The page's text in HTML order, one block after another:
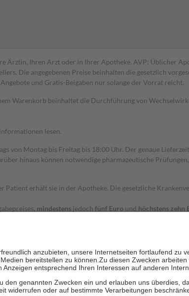
Ärztin, Ihren Arzt oder in Ihrer Apotheke. AVP: Üblicher
Die angegebenen Preise beinhalten die gesetzlich
und Gratis-Beigaben nur solange der Vorrat reicht.
Warenkorb beinhaltet die Durchführung von
lesen.
von Montag bis Freitag bis 18:00 Uhr. Der genaue
hinaus können notwendige pharmazeutische
erhält sie in der Apotheke. Die gesetzliche
mindestens jedoch fünf Euro und höchstens zehn
besondere Stellung der Familie zu unterstützen, fallen
Fahrkosten